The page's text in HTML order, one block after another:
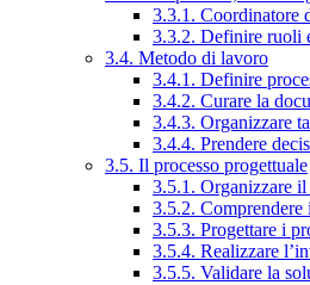
3.3.1. Coordinatore
3.3.2. Definire ruoli
3.4. Metodo di lavoro
3.4.1. Definire
3.4.2. Curare la
3.4.3. Organizzare
3.4.4. Prendere
3.5. Il processo progettuale
3.5.1. Organizzare il
3.5.2. Comprendere
3.5.3. Progettare i
3.5.4. Realizzare
3.5.5. Validare la